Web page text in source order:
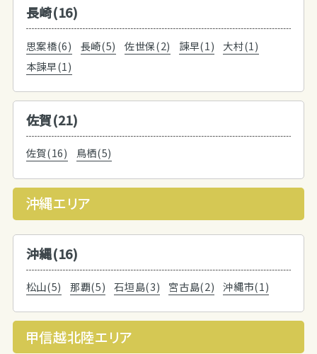
長崎(16)
思案橋(6) 長崎(5) 佐世保(2) 諫早(1)
大村(1)
本諫早(1)
佐賀(21)
佐賀(16) 鳥栖(5)
沖縄エリア
沖縄(16)
松山(5) 那覇(5) 石垣島(3) 宮古島(2) 沖縄市(1)
甲信越北陸エリア